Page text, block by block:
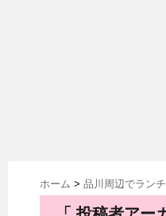
ホーム > 品川周辺でランチ